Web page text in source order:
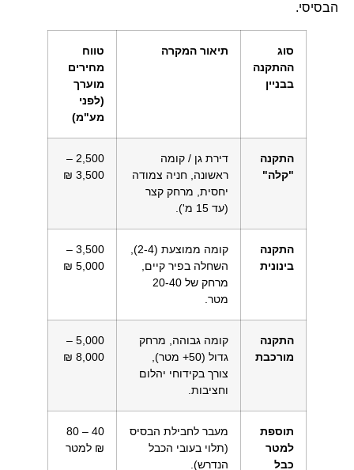
הבסיסי.
סוג
ההתקנה
בבניין
תיאור המקרה
טווח
מחירים
מוערך
(לפני
מע"מ)
התקנה
"קלה"
דירת גן / קומה
ראשונה, חניה צמודה
יחסית, מרחק קצר
(עד 15 מ').
2,500 –
3,500 ₪
התקנה
בינונית
קומה ממוצעת (2-4),
השחלה בפיר קיים,
מרחק של 20-40
מטר.
3,500 –
5,000 ₪
התקנה
מורכבת
קומה גבוהה, מרחק
גדול (50+ מטר),
צורך בקידוחי יהלום
וחציבות.
5,000 –
8,000 ₪
תוספת
למטר
כבל
מעבר לחבילת הבסיס
(תלוי בעובי הכבל
הנדרש).
40 – 80
₪ למטר